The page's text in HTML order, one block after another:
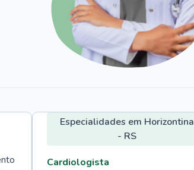
Especialidades em Horizontina
- RS
Cardiologista